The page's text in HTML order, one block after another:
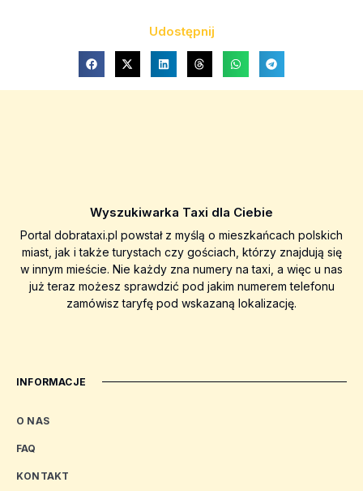
Udostępnij
Wyszukiwarka Taxi dla Ciebie
Portal dobrataxi.pl powstał z myślą o mieszkańcach polskich
miast, jak i także turystach czy gościach, którzy znajdują się
w innym mieście. Nie każdy zna numery na taxi, a więc u nas
już teraz możesz sprawdzić pod jakim numerem telefonu
zamówisz taryfę pod wskazaną lokalizację.
INFORMACJE
O NAS
FAQ
KONTAKT